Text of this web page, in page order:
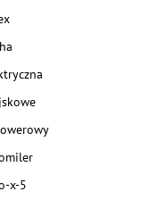
x-5